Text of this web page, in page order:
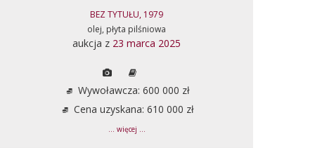
BEZ TYTUŁU, 1979
olej, płyta pilśniowa
aukcja z 23 marca 2025
Wywoławcza: 600 000 zł
Cena uzyskana: 610 000 zł
... więcej ...